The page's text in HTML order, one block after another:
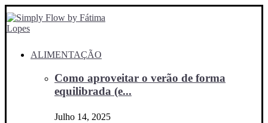
ALIMENTAÇÃO
Como aproveitar o verão de forma
equilibrada (e...
Julho 14, 2025